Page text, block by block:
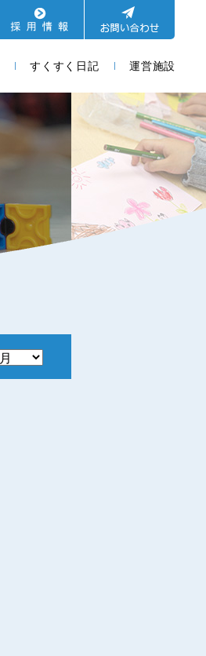
すくすく日記 運営施設